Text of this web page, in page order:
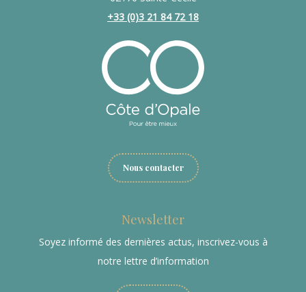
+33 (0)3 21 84 72 18
Nous contacter
Newsletter
Soyez informé des dernières actus, inscrivez-vous à
notre lettre d’information